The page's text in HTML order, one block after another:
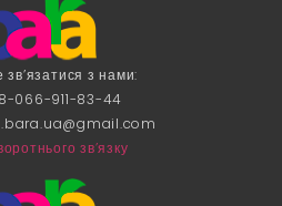
з нами:
066-911-83-44
зв’язку